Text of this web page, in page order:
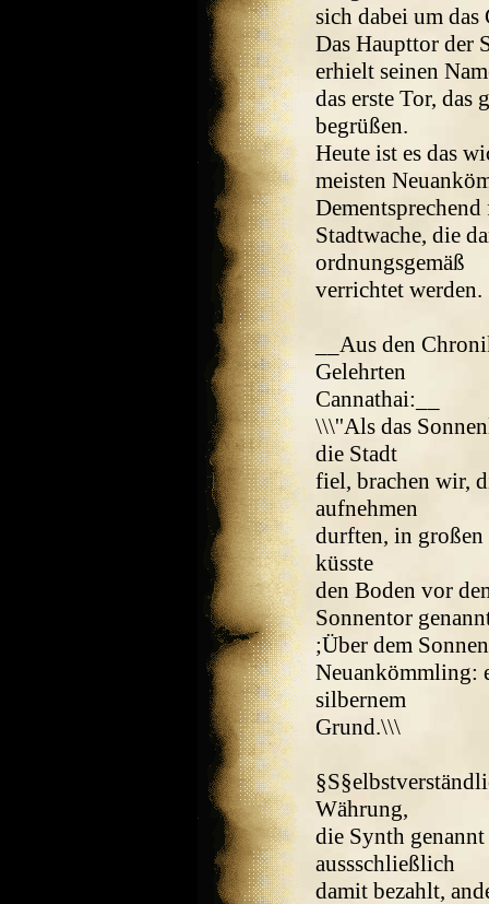
sich dabei um das
Das Haupttor der
erhielt seinen
das erste Tor, das
begrüßen.
Heute ist es das
meisten
Stadtwache, die
ordnungsgemäß
verrichtet werden.
__Aus den
Gelehrten
Cannathai:__
\\\''Als das
die Stadt
fiel, brachen wir,
aufnehmen
durften, in großen
küsste
den Boden vor
Sonnentor
;Über dem
Neuankömmling:
silbernem
Grund.\\\
Währung,
die Synth
aussschließlich
damit bezahlt,